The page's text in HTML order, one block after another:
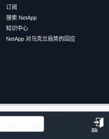
登
订阅
搜索 NetApp
知识中心
NetApp 对乌克兰局势的回应
条款和条件
隐私政策